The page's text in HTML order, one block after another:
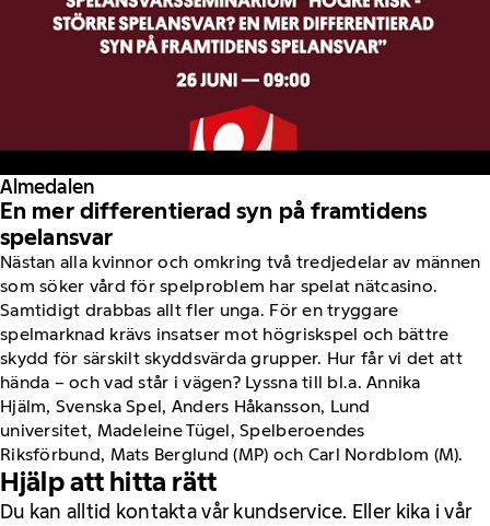
Almedalen
En mer differentierad syn på framtidens
spelansvar
Nästan alla kvinnor och omkring två tredjedelar av männen
som söker vård för spelproblem har spelat nätcasino.
Samtidigt drabbas allt fler unga. För en tryggare
spelmarknad krävs insatser mot högriskspel och bättre
skydd för särskilt skyddsvärda grupper. Hur får vi det att
hända – och vad står i vägen? Lyssna till bl.a. Annika
Hjälm, Svenska Spel, Anders Håkansson, Lund
universitet, Madeleine Tügel, Spelberoendes
Riksförbund, Mats Berglund (MP) och Carl Nordblom (M).
Hjälp att hitta rätt
Du kan alltid kontakta vår kundservice. Eller kika i vår